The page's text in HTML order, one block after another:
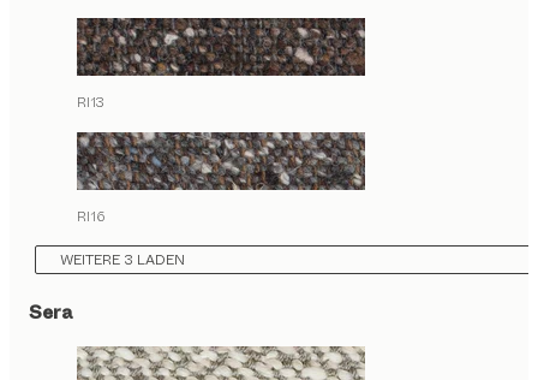
RI13
RI16
WEITERE 3 LADEN
Sera